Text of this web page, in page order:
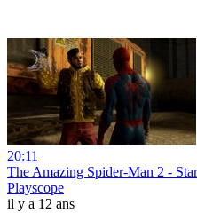
20:11
The Amazing Spider-Man 2 -
Playscope
il y a 12 ans